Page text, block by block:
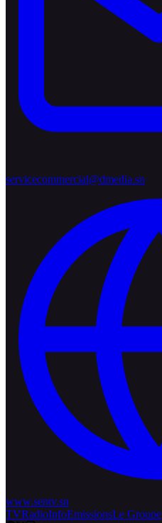
servicecommercial@dmedia.sn
www.sentv.sn
TVRadioInfoEmissionsLe Groupe